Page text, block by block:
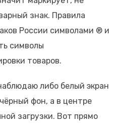
знак. Правила
России символами ® и
символы
товаров.
либо белый экран
фон, а в центре
загрузки. Вот прямо